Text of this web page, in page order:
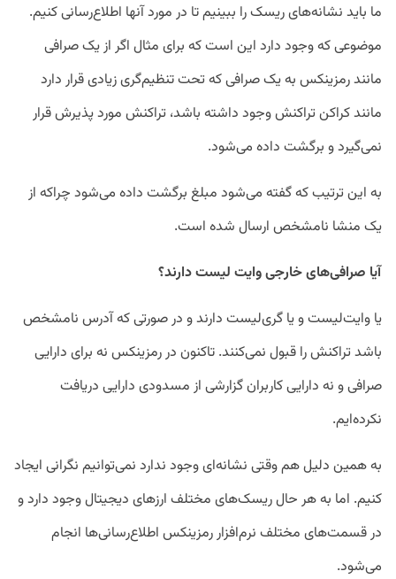
ما باید نشانه‌های ریسک را ببینیم تا در مورد آنها اطلاع‌رسانی کنیم.
موضوعی که وجود دارد این است که برای مثال اگر از یک صرافی
مانند رمزینکس به یک صرافی که تحت تنظیم‌گری زیادی قرار دارد
مانند کراکن تراکنش وجود داشته باشد، تراکنش مورد پذیرش قرار
نمی‌گیرد و برگشت داده می‌شود.
به این ترتیب که گفته می‌شود مبلغ برگشت داده می‌شود چراکه از
یک منشا نامشخص ارسال شده است.
آیا صرافی‌های خارجی وایت لیست دارند؟
یا وایت‌لیست و یا گری‌لیست دارند و در صورتی که آدرس نامشخص
باشد تراکنش را قبول نمی‌کنند. تاکنون در رمزینکس نه برای دارایی
صرافی و نه دارایی کاربران گزارشی از مسدودی دارایی دریافت
نکرده‌ایم.
به همین دلیل هم وقتی نشانه‌ای وجود ندارد نمی‌توانیم نگرانی ایجاد
کنیم. اما به هر حال ریسک‌های مختلف ارزهای دیجیتال وجود دارد و
در قسمت‌های مختلف نرم‌افزار رمزینکس اطلاع‌رسانی‌ها انجام
می‌شود.